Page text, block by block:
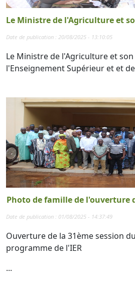
Le Ministre de l'Agriculture et
Date de publication : 20/08/2025 - 13:10:05
Le Ministre de l'Agriculture et
l'Enseignement Supérieur et et
Photo de famille de l'ouverture
Date de publication : 01/08/2025 - 14:37:49
Ouverture de la 31ème session
programme de l'IER
...